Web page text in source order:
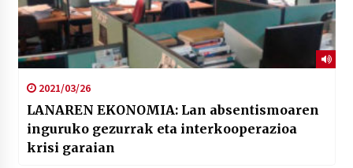
2021/03/26
LANAREN EKONOMIA: Lan absentismoaren
inguruko gezurrak eta interkooperazioa
krisi garaian